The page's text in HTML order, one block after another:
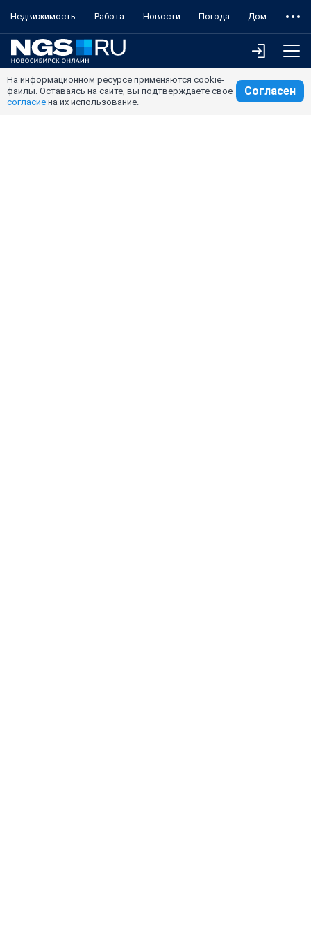
Недвижимость Работа Новости Погода Дом
На информационном ресурсе применяются cookie-
файлы. Оставаясь на сайте, вы подтверждаете свое
согласие на их использование.
Согласен